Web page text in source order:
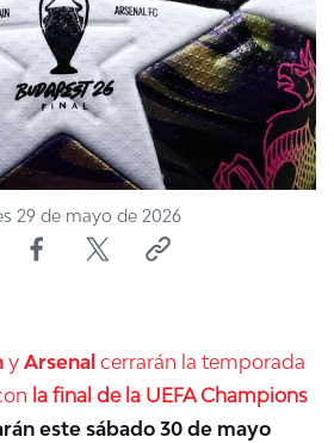
29 de mayo de 2026
y Arsenal cerrarán la temporada
la final de la UEFA Champions
este sábado 30 de mayo